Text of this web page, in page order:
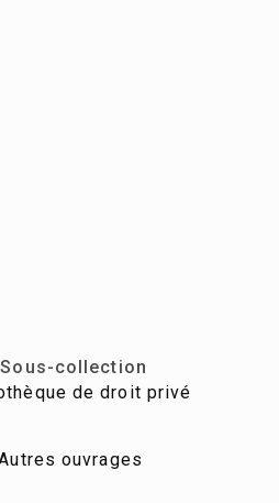
collection
de droit privé
ouvrages